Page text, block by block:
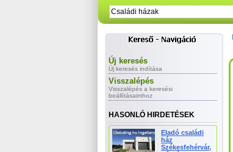
Új keresés
Új keresés indítása
Visszalépés
Visszalépés a keresési
beállításaimhoz
HASONLÓ HIRDETÉSEK
Eladó családi
ház
Székesfehérvár,